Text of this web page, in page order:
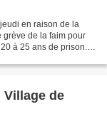
en raison de la
grève de la faim pour
à 25 ans de prison.
Village de